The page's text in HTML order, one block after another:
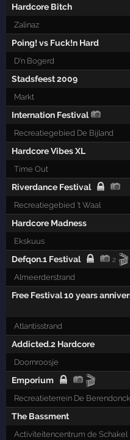
Hardcore Bitch
Zalinaz
Poing! vs Fuck!n Hard
D'n Bogerd
Stadsfeest 2009
Markt
Internation Festival
Recreatiegebied De Bijland
Hardcore Vibes XL
Time Out
Riverdance Festival
Recreatiegebied 't Waal
Hardcore Madness
Ekskuus
Defqon.1 Festival 2 🎬
Almeerderstrand
Free Festival 10 years
Atlantisstrand
Addicted.2 Hardcore
Doornroosje
Emporium 🎬
Recreatieterrein De Berendonck
The Bassment
Activiteitencentrum de Schakel